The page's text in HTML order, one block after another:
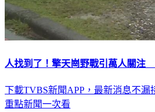
人找到了！擎天崗野戰引萬人關注
下載TVBS新聞APP，最新消息不漏
重點新聞一次看